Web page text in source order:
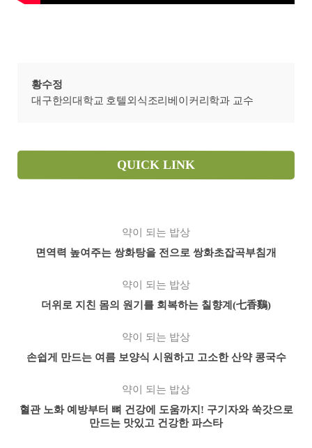
황수정
대구한의대학교 호텔외식조리베이커리학과 교수
QUICK LINK
약이 되는 밥상
면역력 높여주는 쌍화탕을 전으로 쌍화초잡곡부침개
약이 되는 밥상
더위로 지친 몸의 원기를 회복하는 칠향계(七香鷄)
약이 되는 밥상
손쉽게 만드는 여름 보양식 시원하고 고소한 산약 콩국수
약이 되는 밥상
혈관 노화 예방부터 뼈 건강에 도움까지! 구기자와 쑥갓으로
만드는 맛있고 건강한 파스타